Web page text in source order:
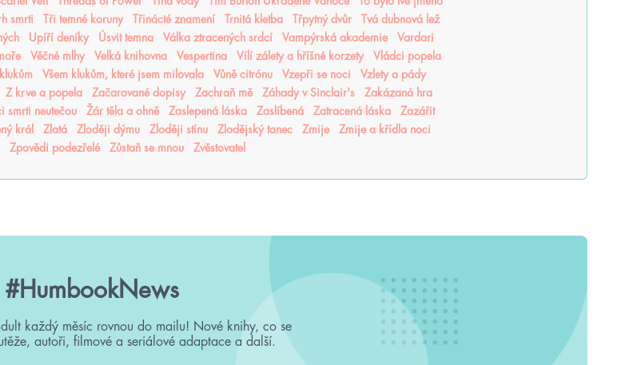
smrti Tři temné koruny Třinácté znamení Trnitá kletba Třpytný dvůr
Tvá dubnová lež
Upíří deníky Úsvit temna Válka ztracených srdcí Vampýrská akademie
Vardari
Věčné mlhy Velká knihovna Vespertina Vílí zálety a hříšné korzety
Vládci popela
Všem klukům, které jsem milovala Vůně citrónu Vzepři se noci
Vzlety a pády
Z krve a popela Začarované dopisy Zachraň mě Záhady v Sinclair's
Zakázaná hra
smrti neutečou Žár těla a ohně Zaslepená láska Zaslíbená Zatracená láska
Zazářit
král Zlatá Zloději dýmu Zloději stínu Zlodějský tanec Zmije
Zmije a křídla noci
Zpovědi podezřelé Zůstaň se mnou Zvěstovatel
#HumbookNews
každý měsíc rovnou do mailu! Nové knihy, co se
autoři, filmové a seriálové adaptace a další.